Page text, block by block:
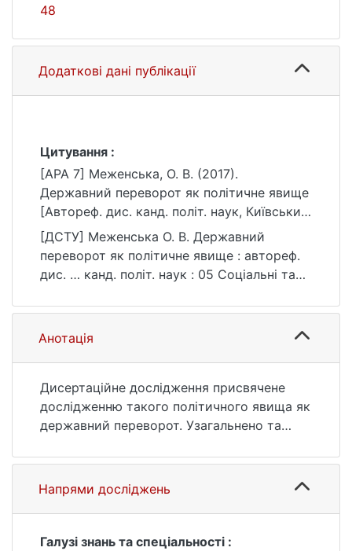
48
Додаткові дані публікації
Цитування :
[APA 7] Меженська, О. В. (2017).
Державний переворот як політичне явище
[Автореф. дис. канд. політ. наук, Київський
національний університет імені Тараса
Шевченка]. eKNUTSHIR.
https://ir.library.knu.ua/handle/123456789/47
[ДСТУ] Меженська О. В. Державний
переворот як політичне явище : автореф.
дис. … канд. політ. наук : 05 Соціальні та
https://ir.library.knu.ua/handle/123456789/47
48 (дата звернення: 25.07.2026).
Анотація
Дисертаційне дослідження присвячене
дослідженню такого політичного явища як
державний переворот. Узагальнено та
дослідники, від античності до сьогодення,
розглядають питання захоплення та зміни
влади в державі. Висвітлено еволюцію
перевороту як способу боротьби за владу
Напрями досліджень
Галузі знань та спеціальності :